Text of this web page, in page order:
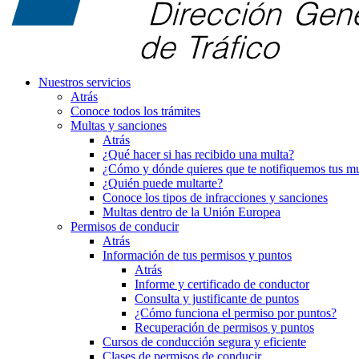
Nuestros servicios
Atrás
Conoce todos los trámites
Multas y sanciones
Atrás
¿Qué hacer si has recibido una multa?
¿Cómo y dónde quieres que te notifiquemos tus
¿Quién puede multarte?
Conoce los tipos de infracciones y sanciones
Multas dentro de la Unión Europea
Permisos de conducir
Atrás
Información de tus permisos y puntos
Atrás
Informe y certificado de conductor
Consulta y justificante de puntos
¿Cómo funciona el permiso por puntos?
Recuperación de permisos y puntos
Cursos de conducción segura y eficiente